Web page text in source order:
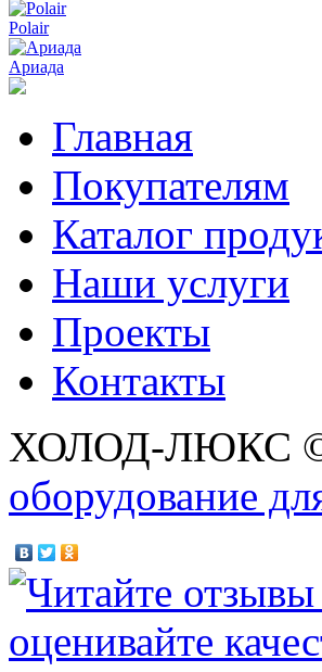
Polair
Ариада
Главная
Покупателям
Каталог
Наши услуги
Проекты
Контакты
ХОЛОД-ЛЮКС ©
оборудование